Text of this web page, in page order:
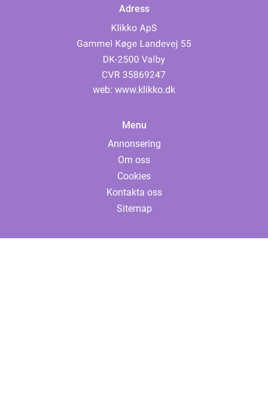
Adress
web: www.klikko.dk
Menu
Annonsering
Om oss
Cookies
Kontakta oss
Sitemap